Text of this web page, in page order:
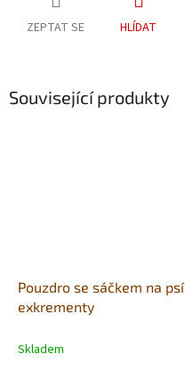
ZEPTAT SE HLÍDAT
Související produkty
Pouzdro se sáčkem na psí
exkrementy
Skladem